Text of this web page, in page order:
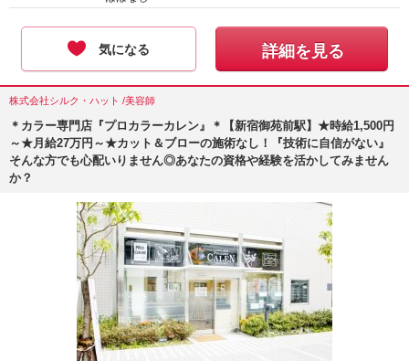
気になる 詳細を見る
株式会社シルク・ハット /美容師
＊カラー専門店『プロカラーカレン』＊【新宿御苑前駅】★時給1,500円
～★月給27万円～★カット＆ブローの施術なし！『技術に自信がない』
そんな方でも心配いりません◎あなたの資格や経験を活かしてみません
か？